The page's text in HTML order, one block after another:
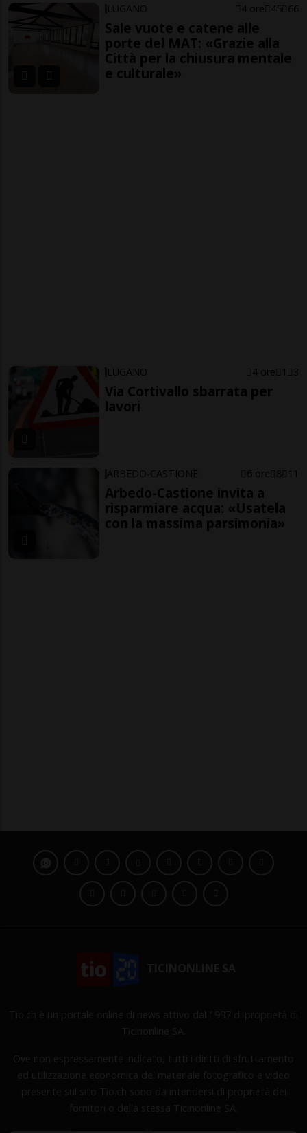
LUGANO 4 ore 45 66
Sale vuote e catene alle
porte del MAT: «Grazie alla
Città per la chiusura mentale
e culturale»
LUGANO 4 ore 1 3
Via Cortivallo sbarrata per
lavori
ARBEDO-CASTIONE 6 ore 8 11
Arbedo-Castione invita a
risparmiare acqua: «Usatela
con la massima parsimonia»